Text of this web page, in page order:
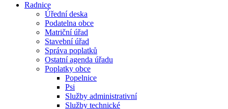
Radnice
Úřední deska
Podatelna obce
Matriční úřad
Stavební úřad
Správa poplatků
Ostatní agenda úřadu
Poplatky obce
Popelnice
Psi
Služby administrativní
Služby technické